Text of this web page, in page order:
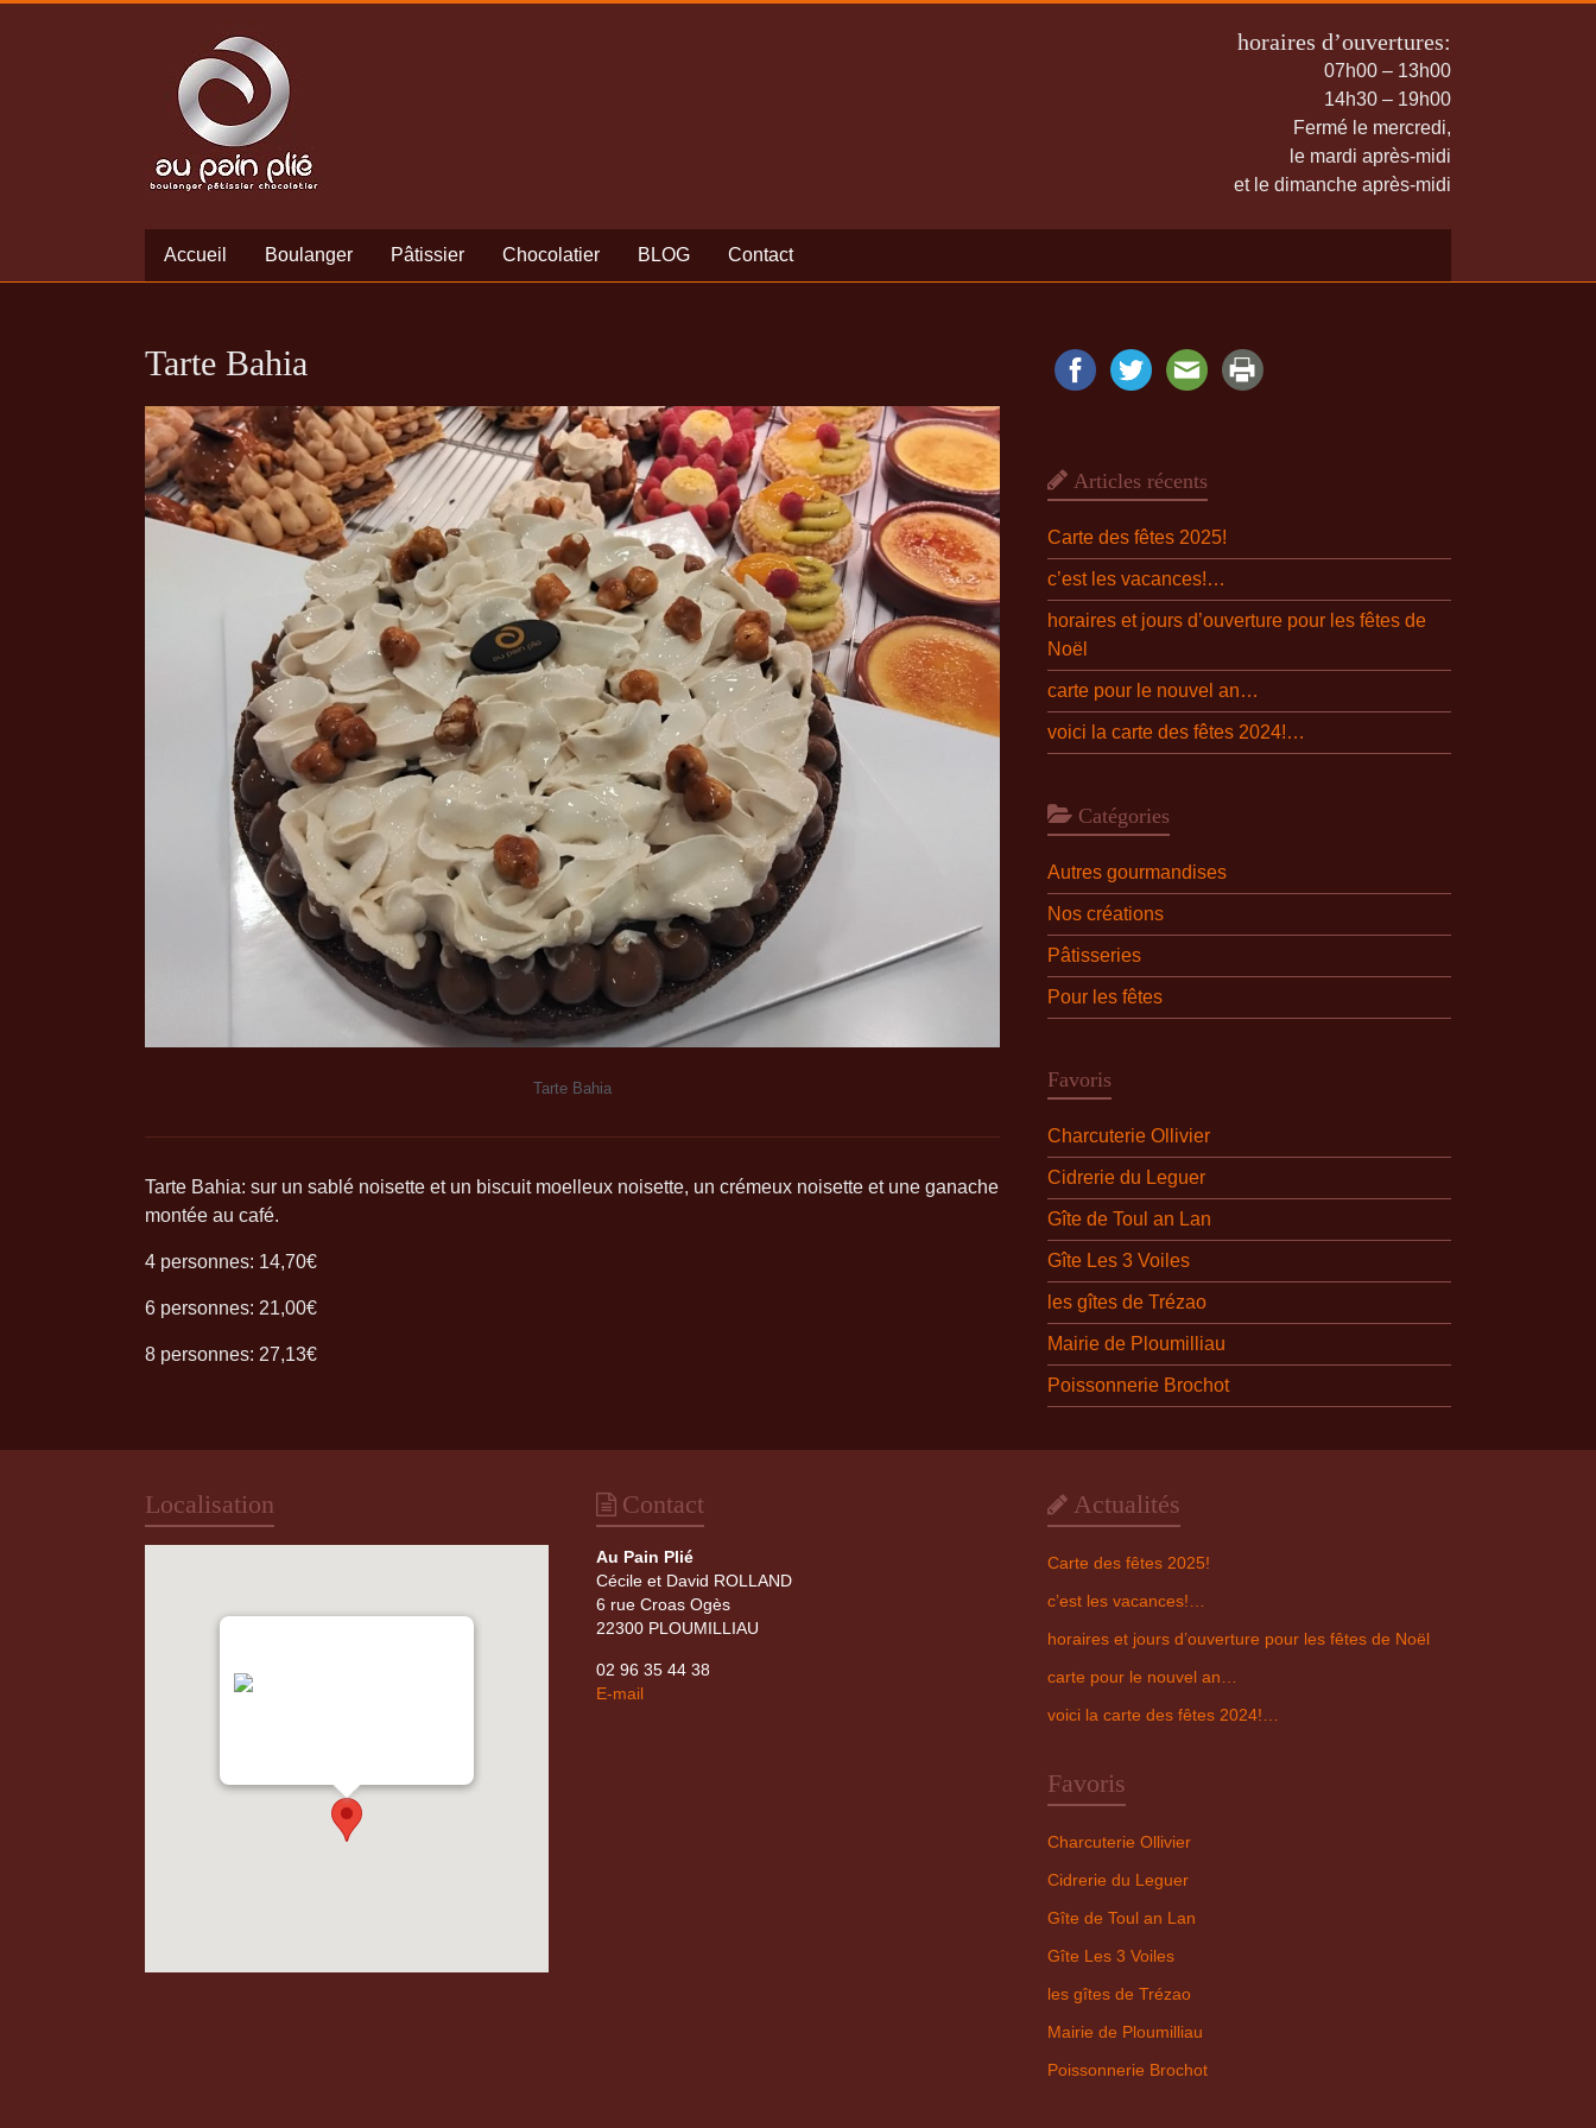
horaires d’ouvertures:
07h00 – 13h00
14h30 – 19h00
Fermé le mercredi,
le mardi après-midi
et le dimanche après-midi
Accueil Boulanger Pâtissier Chocolatier BLOG Contact
Tarte Bahia
Tarte Bahia
Tarte Bahia: sur un sablé noisette et un biscuit moelleux noisette, un crémeux noisette et une ganache
montée au café.
4 personnes: 14,70€
6 personnes: 21,00€
8 personnes: 27,13€
Articles récents
Carte des fêtes 2025!
c’est les vacances!…
horaires et jours d’ouverture pour les fêtes de
Noël
carte pour le nouvel an…
voici la carte des fêtes 2024!…
Catégories
Autres gourmandises
Nos créations
Pâtisseries
Pour les fêtes
Favoris
Charcuterie Ollivier
Cidrerie du Leguer
Gîte de Toul an Lan
Gîte Les 3 Voiles
les gîtes de Trézao
Mairie de Ploumilliau
Poissonnerie Brochot
Localisation
"var d=document,
Contact
Au Pain Plié
Cécile et David ROLLAND
6 rue Croas Ogès
22300 PLOUMILLIAU
02 96 35 44 38
E-mail
Actualités
Carte des fêtes 2025!
c’est les vacances!…
horaires et jours d’ouverture pour les fêtes de Noël
carte pour le nouvel an…
voici la carte des fêtes 2024!…
Favoris
Charcuterie Ollivier
Cidrerie du Leguer
Gîte de Toul an Lan
Gîte Les 3 Voiles
les gîtes de Trézao
Mairie de Ploumilliau
Poissonnerie Brochot